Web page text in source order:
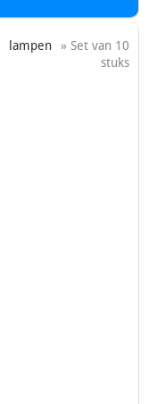
lampen » Set van 10
stuks